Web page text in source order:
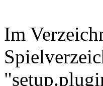
Im